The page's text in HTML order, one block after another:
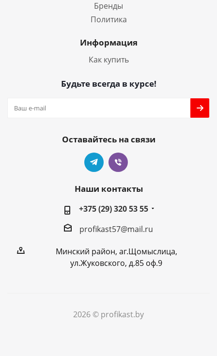
Бренды
Политика
Информация
Как купить
Будьте всегда в курсе!
Оставайтесь на связи
Наши контакты
+375 (29) 320 53 55
profikast57@mail.ru
Минский район, аг.Щомыслица,
ул.Жуковского, д.85 оф.9
2026 © profikast.by